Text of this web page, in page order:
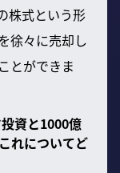
株式という形
徐々に売却し
とができま
資と1000億
れについてど